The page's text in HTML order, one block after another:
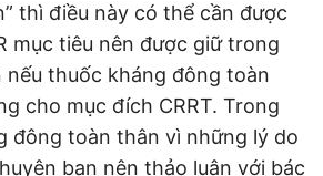
thì điều này có thể cần được
mục tiêu nên được giữ trong
nếu thuốc kháng đông toàn
cho mục đích CRRT. Trong
đông toàn thân vì những lý do
bạn nên thảo luận với bác